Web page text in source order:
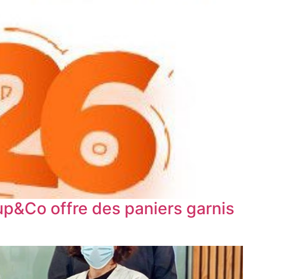
offre des paniers garnis